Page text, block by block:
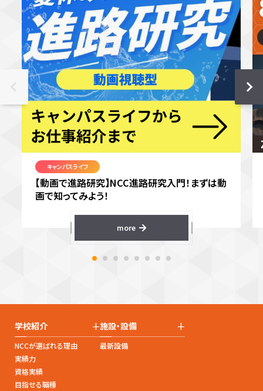
キャンパスライフ
【動画で進路研究】NCC進路研究入門！まずは動
画で知ってみよう！
more
学校紹介 +
NCCが選ばれる理由
実績力
資格実績
目指せる職種
施設・設備 +
最新設備